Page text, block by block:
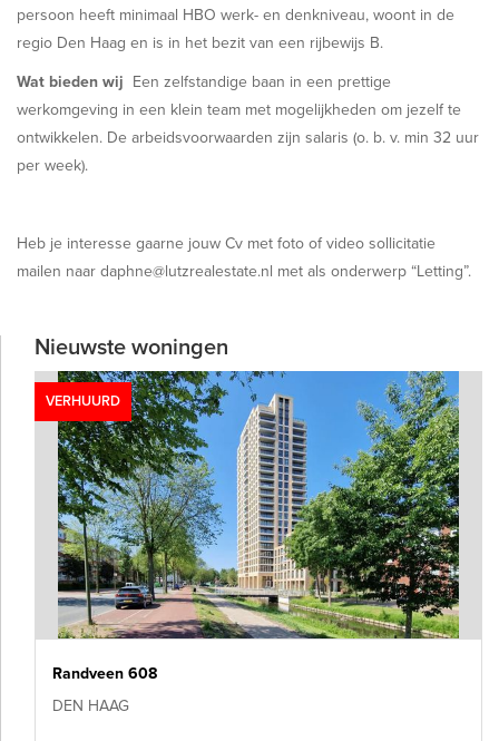
persoon heeft minimaal HBO werk- en denkniveau, woont in de
regio Den Haag en is in het bezit van een rijbewijs B.
Wat bieden wij Een zelfstandige baan in een prettige
werkomgeving in een klein team met mogelijkheden om jezelf te
ontwikkelen. De arbeidsvoorwaarden zijn salaris (o. b. v. min 32 uur
per week).
Heb je interesse gaarne jouw Cv met foto of video sollicitatie
mailen naar daphne@lutzrealestate.nl met als onderwerp “Letting”.
Nieuwste woningen
VERHUURD
Randveen 608
DEN HAAG